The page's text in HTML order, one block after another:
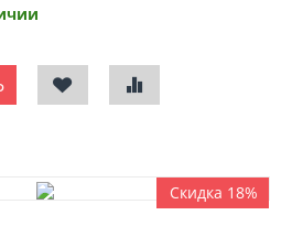
Скидка 18%